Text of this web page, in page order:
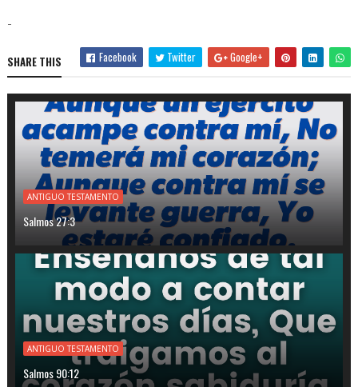
-
SHARE THIS Facebook Twitter Google+
ANTIGUO TESTAMENTO
Salmos 27:3
ANTIGUO TESTAMENTO
Salmos 90:12